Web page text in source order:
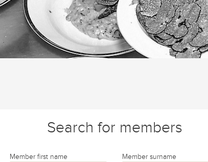
Search for members
Member first name Member surname